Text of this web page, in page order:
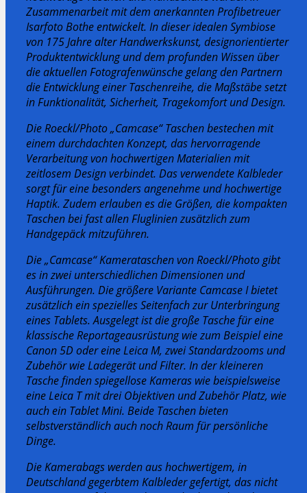
Zusammenarbeit mit dem anerkannten Profibetreuer
Isarfoto Bothe entwickelt. In dieser idealen Symbiose
von 175 Jahre alter Handwerkskunst, designorientierter
Produktentwicklung und dem profunden Wissen über
die aktuellen Fotografenwünsche gelang den Partnern
die Entwicklung einer Taschenreihe, die Maßstäbe setzt
in Funktionalität, Sicherheit, Tragekomfort und Design.
Die Roeckl/Photo „Camcase“ Taschen bestechen mit
einem durchdachten Konzept, das hervorragende
Verarbeitung von hochwertigen Materialien mit
zeitlosem Design verbindet. Das verwendete Kalbleder
sorgt für eine besonders angenehme und hochwertige
Haptik. Zudem erlauben es die Größen, die kompakten
Taschen bei fast allen Fluglinien zusätzlich zum
Handgepäck mitzuführen.
Die „Camcase“ Kamerataschen von Roeckl/Photo gibt
es in zwei unterschiedlichen Dimensionen und
Ausführungen. Die größere Variante Camcase I bietet
zusätzlich ein spezielles Seitenfach zur Unterbringung
eines Tablets. Ausgelegt ist die große Tasche für eine
klassische Reportageausrüstung wie zum Beispiel eine
Canon 5D oder eine Leica M, zwei Standardzooms und
Zubehör wie Ladegerät und Filter. In der kleineren
Tasche finden spiegellose Kameras wie beispielsweise
eine Leica T mit drei Objektiven und Zubehör Platz, wie
auch ein Tablet Mini. Beide Taschen bieten
selbstverständlich auch noch Raum für persönliche
Dinge.
Die Kamerabags werden aus hochwertigem, in
Deutschland gegerbtem Kalbleder gefertigt, das nicht